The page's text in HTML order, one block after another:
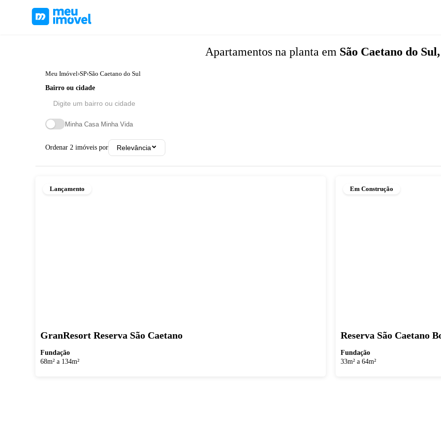
Apartamentos na planta em São Caetano do
Meu Imóvel›SP›São Caetano do Sul
Bairro ou cidade
Minha Casa Minha Vida
Ordenar 2 imóveis por Relevância
Lançamento
GranResort Reserva São Caetano
Fundação
68m² a 134m²
Em Construção
Reserva São Caetano
Fundação
33m² a 64m²